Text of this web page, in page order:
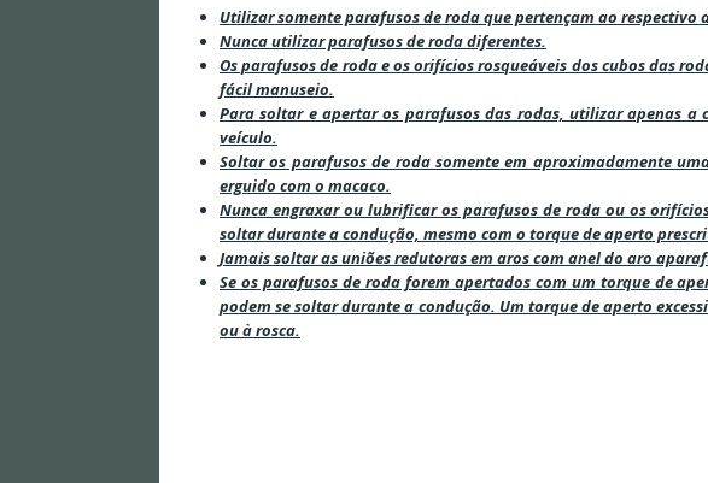
Utilizar somente parafusos de roda que pertençam ao respectivo
Nunca utilizar parafusos de roda diferentes.
Os parafusos de roda e os orifícios rosqueáveis dos cubos das
fácil manuseio.
Para soltar e apertar os parafusos das rodas, utilizar apenas
veículo.
Soltar os parafusos de roda somente em aproximadamente
erguido com o macaco.
Nunca engraxar ou lubrificar os parafusos de roda ou os
soltar durante a condução, mesmo com o torque de aperto
Jamais soltar as uniões redutoras em aros com anel do aro
Se os parafusos de roda forem apertados com um torque de
podem se soltar durante a condução. Um torque de aperto
ou à rosca.